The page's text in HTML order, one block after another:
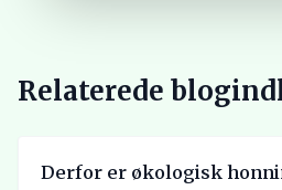
Relaterede
Derfor er økologisk